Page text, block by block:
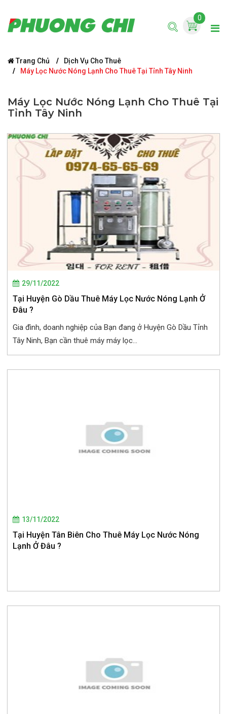
0
Trang Chủ
Dịch Vụ Cho Thuê
Máy Lọc Nước Nóng Lạnh Cho Thuê Tại Tỉnh Tây Ninh
Máy Lọc Nước Nóng Lạnh Cho Thuê Tại
Tỉnh Tây Ninh
29/11/2022
Tại Huyện Gò Dầu Thuê Máy Lọc Nước Nóng Lạnh Ở
Đâu ?
Gia đình, doanh nghiệp của Bạn đang ở Huyện Gò Dầu Tỉnh
Tây Ninh, Bạn cần thuê máy máy lọc...
13/11/2022
Tại Huyện Tân Biên Cho Thuê Máy Lọc Nước Nóng
Lạnh Ở Đâu ?